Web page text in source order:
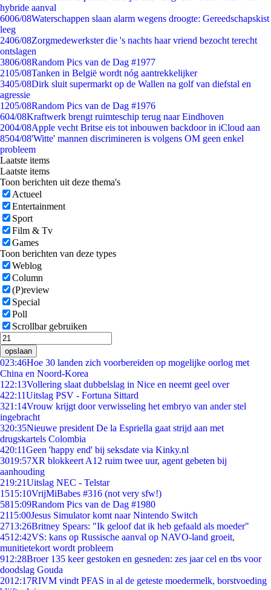
hybride aanval
6006/08Waterschappen slaan alarm wegens droogte: Gereedschapskist
leeg
2406/08Zorgmedewerkster die 's nachts haar vriend bezocht terecht
ontslagen
3806/08Random Pics van de Dag #1977
2105/08Tanken in België wordt nóg aantrekkelijker
3405/08Dirk sluit supermarkt op de Wallen na golf van diefstal en
agressie
1205/08Random Pics van de Dag #1976
604/08Kraftwerk brengt ruimteschip terug naar Eindhoven
2004/08Apple vecht Britse eis tot inbouwen backdoor in iCloud aan
8504/08'Witte' mannen discrimineren is volgens OM geen enkel
probleem
Laatste items
Laatste items
Toon berichten uit deze thema's
Actueel
Entertainment
Sport
Film & Tv
Games
Toon berichten van deze types
Weblog
Column
(P)review
Special
Poll
Scrollbar gebruiken
opslaan
023:46Hoe 30 landen zich voorbereiden op mogelijke oorlog met
China en Noord-Korea
1 22:13Vollering slaat dubbelslag in Nice en neemt geel over
422:11Uitslag PSV - Fortuna Sittard
321:14Vrouw krijgt door verwisseling het embryo van ander stel
ingebracht
320:35Nieuwe president De la Espriella gaat strijd aan met
drugskartels Colombia
420:11Geen 'happy end' bij seksdate via Kinky.nl
3019:57XR blokkeert A12 ruim twee uur, agent gebeten bij
aanhouding
219:21Uitslag NEC - Telstar
1515:10VrijMiBabes #316 (not very sfw!)
5815:09Random Pics van de Dag #1980
2115:00Jesus Simulator komt naar Nintendo Switch
2713:26Britney Spears: "Ik geloof dat ik heb gefaald als moeder"
4512:42VS: kans op Russische aanval op NAVO-land groeit,
munitietekort wordt probleem
912:28Broer 135 keer gestoken en gesneden: zes jaar cel en tbs voor
doodslag Gouda
2012:17RIVM vindt PFAS in al de geteste moedermelk, borstvoeding